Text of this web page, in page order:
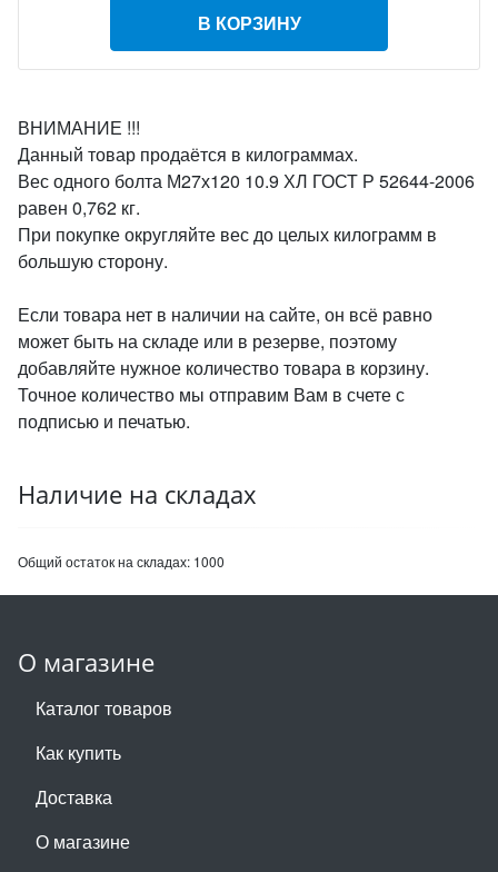
В КОРЗИНУ
ВНИМАНИЕ !!!
Данный товар продаётся в килограммах.
Вес одного болта М27х120 10.9 ХЛ ГОСТ Р 52644-2006
равен 0,762 кг.
При покупке округляйте вес до целых килограмм в
большую сторону.
Если товара нет в наличии на сайте, он всё равно
может быть на складе или в резерве, поэтому
добавляйте нужное количество товара в корзину.
Точное количество мы отправим Вам в счете с
подписью и печатью.
Наличие на складах
Общий остаток на складах: 1000
О магазине
Каталог товаров
Как купить
Доставка
О магазине